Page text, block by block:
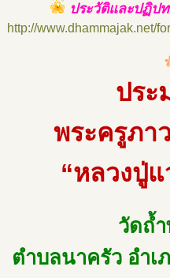
ประวัติและปฏิป
http://www.dhammajak.net/
ประ
พระครูภา
“หลวงปู่
วัดถ้
ตำบลนาครัว อำเ